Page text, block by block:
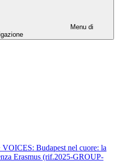
Menu di
Budapest nel cuore: la
Erasmus (rif.2025-GROUP-